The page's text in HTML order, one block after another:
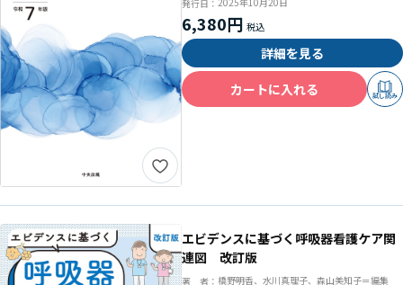
発行日：
6,380円
詳細を見る
カートに入れる
試し読み
エビデンスに基づく呼吸器看護ケア関
連図 改訂版
著 者： 橋野明香、水川真理子、森山美知子＝編集